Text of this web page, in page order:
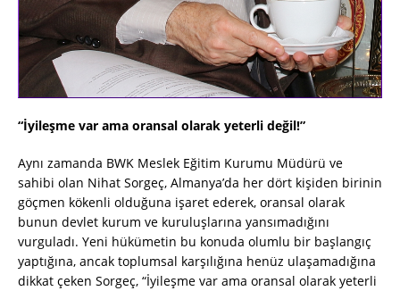
“İyileşme var ama oransal olarak yeterli değil!”
Aynı zamanda BWK Meslek Eğitim Kurumu Müdürü ve
sahibi olan Nihat Sorgeç, Almanya’da her dört kişiden birinin
göçmen kökenli olduğuna işaret ederek, oransal olarak
bunun devlet kurum ve kuruluşlarına yansımadığını
vurguladı. Yeni hükümetin bu konuda olumlu bir başlangıç
yaptığına, ancak toplumsal karşılığına henüz ulaşamadığına
dikkat çeken Sorgeç, “İyileşme var ama oransal olarak yeterli